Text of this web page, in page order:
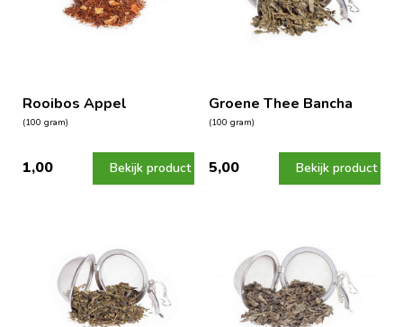
Rooibos Appel
(100 gram)
1,00 Bekijk product
Groene Thee Bancha
(100 gram)
5,00 Bekijk product